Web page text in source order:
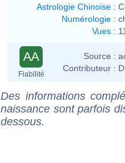
Astrologie Chinoise :
Numérologie :
Vues :
AA
Fiabilité
Source :
Contributeur :
Des informations
naissance sont parfois
dessous.